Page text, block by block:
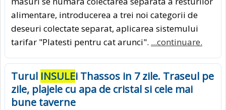
alimentare, introducerea a trei noi categorii de
deseuri colectate separat, aplicarea sistemului
tarifar "Platesti pentru cat arunci". ...continuare.
Turul INSULEi Thassos in 7 zile. Traseul pe
zile, plajele cu apa de cristal si cele mai
bune taverne